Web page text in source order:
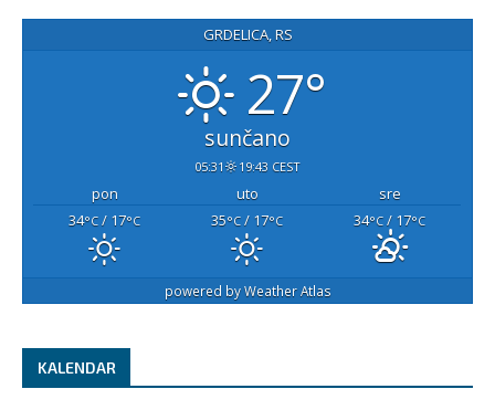
GRDELICA, RS
27°
sunčano
05:31 19:43 CEST
pon uto
sre
34°C / 17°C 35°C / 17°C 34°C / 17°C
powered byWeather Atlas
KALENDAR